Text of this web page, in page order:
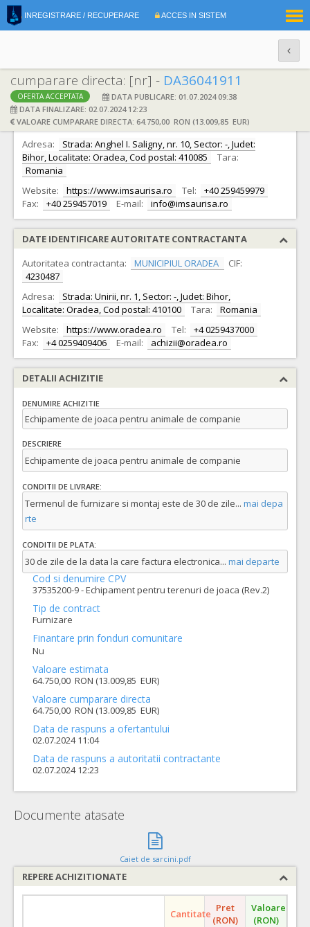
INREGISTRARE / RECUPERARE ACCES IN SISTEM
cumparare directa: [nr] - DA36041911
OFERTA ACCEPTATA
DATA PUBLICARE: 01.07.2024 09:38
DATA FINALIZARE: 02.07.2024 12:23
VALOARE CUMPARARE DIRECTA: 64.750,00 RON (13.009,85 EUR)
DATE IDENTIFICARE OFERTANT
Ofertant: S.C. IMSAURISA S.R.L. CIF: 26931797
Adresa:
Strada: Anghel I. Saligny, nr. 10, Sector: -, Judet:
Bihor, Localitate: Oradea, Cod postal: 410085
Tara:
Romania
Website:
https://www.imsaurisa.ro Tel:
+40 259459979
Fax:
+40 259457019 E-mail: info@imsaurisa.ro
DATE IDENTIFICARE AUTORITATE CONTRACTANTA
Autoritatea contractanta:
MUNICIPIUL ORADEA
CIF:
4230487
Adresa:
Strada: Unirii, nr. 1, Sector: -, Judet: Bihor,
Localitate: Oradea, Cod postal: 410100
Tara:
Romania
Website:
https://www.oradea.ro Tel:
+4 0259437000
Fax:
+4 0259409406 E-mail: achizii@oradea.ro
DETALII ACHIZITIE
DENUMIRE ACHIZITIE
Echipamente de joaca pentru animale de companie
DESCRIERE
Echipamente de joaca pentru animale de companie
CONDITII DE LIVRARE:
Termenul de furnizare si montaj este de 30 de zile... mai depa
rte
CONDITII DE PLATA:
30 de zile de la data la care factura electronica... mai departe
Cod si denumire CPV
37535200-9 - Echipament pentru terenuri de joaca (Rev.2)
Tip de contract
Furnizare
Finantare prin fonduri comunitare
Nu
Valoare estimata
64.750,00 RON (13.009,85 EUR)
Valoare cumparare directa
64.750,00 RON (13.009,85 EUR)
Data de raspuns a ofertantului
02.07.2024 11:04
Data de raspuns a autoritatii contractante
02.07.2024 12:23
Documente atasate
Caiet de sarcini.pdf
REPERE ACHIZITIONATE
Cantitate Pret
(RON)
Valoare
(RON)